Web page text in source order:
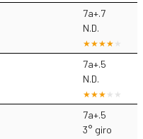
7a+.7
N.D.
7a+.5
N.D.
7a+.5
3° giro